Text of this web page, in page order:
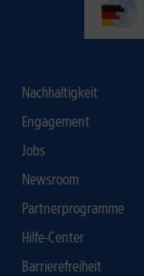
Nachhaltigkeit
Engagement
Jobs
Newsroom
Partnerprogramme
Hilfe-Center
Barrierefreiheit